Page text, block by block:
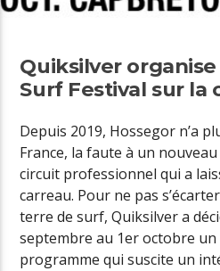
Quiksilver
Surf Festival sur la
Depuis 2019, Hossegor n’a
France, la faute à un
circuit professionnel qui a
carreau. Pour ne pas
terre de surf, Quiksilver a
septembre au 1er octobre un
programme qui suscite un